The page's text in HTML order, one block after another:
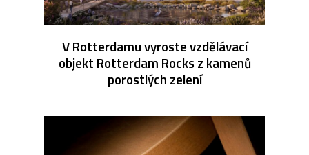
V Rotterdamu vyroste vzdělávací
objekt Rotterdam Rocks z kamenů
porostlých zelení